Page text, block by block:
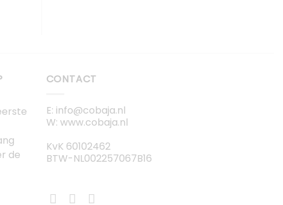
de
CONTACT
E: info@cobaja.nl
W: www.cobaja.nl
KvK 60102462
BTW-NL002257067B16